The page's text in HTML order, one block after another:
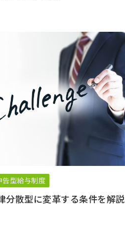
告型給与制度
分散型に変革する条件を解説